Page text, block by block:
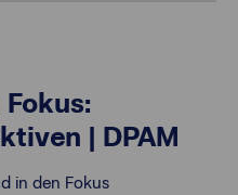
| DPAM
in den Fokus